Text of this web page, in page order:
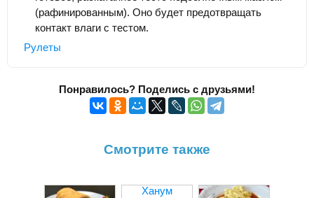
(рафинированным). Оно будет предотвращать
контакт влаги с тестом.
Рулеты
Понравилось? Поделись с друзьями!
Смотрите также
Ханум